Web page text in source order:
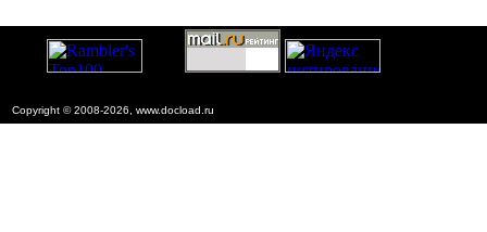
Copyright © 2008-2026, www.docload.ru